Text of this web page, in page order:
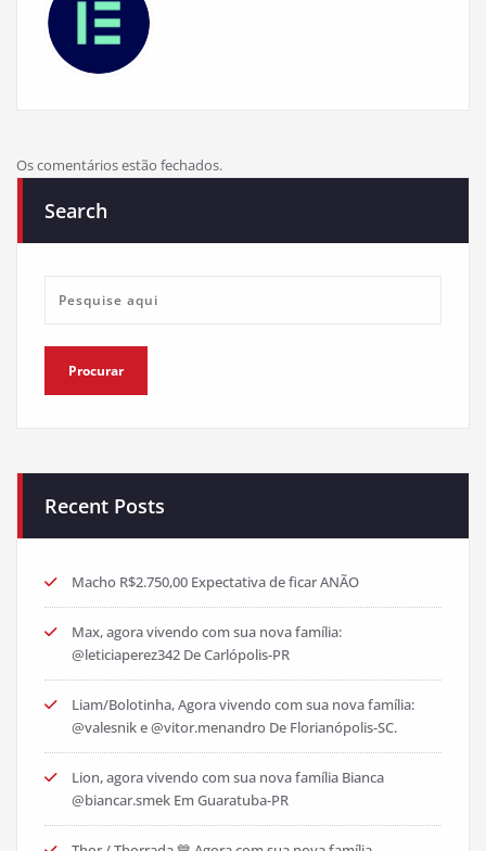
Os comentários estão fechados.
Search
Recent Posts
Macho R$2.750,00 Expectativa de ficar ANÃO
Max, agora vivendo com sua nova família:
@leticiaperez342 De Carlópolis-PR
Liam/Bolotinha, Agora vivendo com sua nova família:
@valesnik e @vitor.menandro De Florianópolis-SC.
Lion, agora vivendo com sua nova família Bianca
@biancar.smek Em Guaratuba-PR